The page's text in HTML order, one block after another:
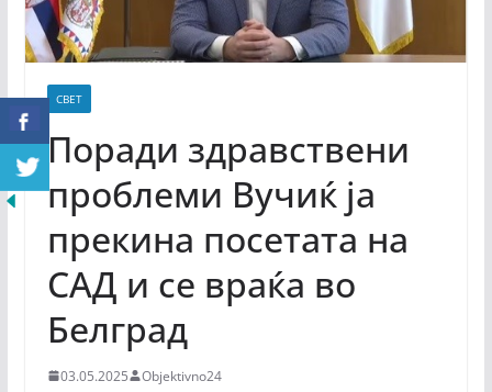
СВЕТ
Поради здравствени
проблеми Вучиќ ја
прекина посетата на
САД и се враќа во
Белград
03.05.2025 Objektivno24